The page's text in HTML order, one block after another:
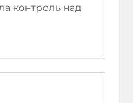
контроль над